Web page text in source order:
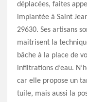
déplacées, faites
implantée à Saint
29630. Ses artisans
maitrisent la
bâche à la place de
infiltrations d’eau.
car elle propose un
tuile, mais aussi la